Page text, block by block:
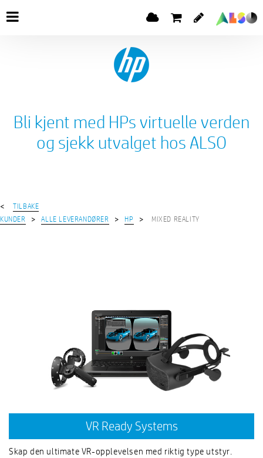
Bli kjent med HPs virtuelle verden
og sjekk utvalget hos ALSO
TILBAKE
KUNDER
ALLE LEVERANDØRER HP MIXED REALITY
VR Ready Systems
Skap den ultimate VR-opplevelsen med riktig type utstyr.